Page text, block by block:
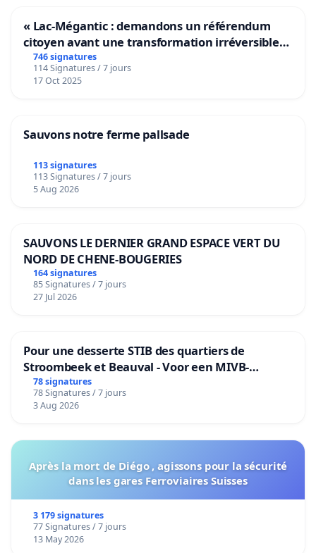
« Lac-Mégantic : demandons un référendum
citoyen avant une transformation irréversible
de notre territoire »
746 signatures
114 Signatures / 7 jours
17 Oct 2025
Sauvons notre ferme pallsade
113 signatures
113 Signatures / 7 jours
5 Aug 2026
SAUVONS LE DERNIER GRAND ESPACE VERT DU
NORD DE CHENE-BOUGERIES
164 signatures
85 Signatures / 7 jours
27 Jul 2026
Pour une desserte STIB des quartiers de
Stroombeek et Beauval - Voor een MIVB-
bediening van de wijken Strombeek en Het
Voor
78 signatures
78 Signatures / 7 jours
3 Aug 2026
Après la mort de Diégo , agissons pour la sécurité
dans les gares Ferroviaires Suisses
3 179 signatures
77 Signatures / 7 jours
13 May 2026